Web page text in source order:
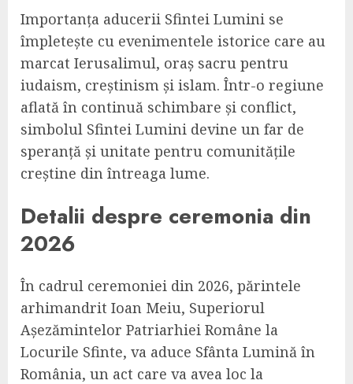
Importanța aducerii Sfintei Lumini se
împletește cu evenimentele istorice care au
marcat Ierusalimul, oraș sacru pentru
iudaism, creștinism și islam. Într-o regiune
aflată în continuă schimbare și conflict,
simbolul Sfintei Lumini devine un far de
speranță și unitate pentru comunitățile
creștine din întreaga lume.
Detalii despre ceremonia din
2026
În cadrul ceremoniei din 2026, părintele
arhimandrit Ioan Meiu, Superiorul
Așezămintelor Patriarhiei Române la
Locurile Sfinte, va aduce Sfânta Lumină în
România, un act care va avea loc la